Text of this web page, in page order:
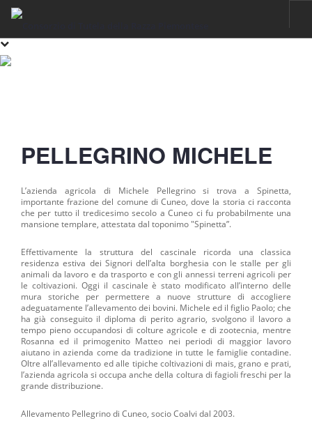
IGP VITELLONI PIEMONTESI DELLA COSCIA
SOSTENIBILITÀ
FILIERA
ALLEVAMENTI
LABORATORI
MACELLI
MACELLERIE
GRANDE DISTRIBUZIONE
RIVENDITE
RISTORANTI
VENDITA SU PRENOTAZIONE
PELLEGRINO MICHELE
L’azienda agricola di Michele Pellegrino si trova a Spinetta,
importante frazione del comune di Cuneo, dove la storia ci racconta
che per tutto il tredicesimo secolo a Cuneo ci fu probabilmente una
mansione templare, attestata dal toponimo "Spinetta”.
Effettivamente la struttura del cascinale ricorda una classica
residenza estiva dei Signori dell’alta borghesia con le stalle per gli
animali da lavoro e da trasporto e con gli annessi terreni agricoli per
le coltivazioni.Oggi il cascinale è stato modificato all’interno delle
mura storiche per permettere a nuove strutture di accogliere
adeguatamente l’allevamento dei bovini. Michele ed il figlio Paolo; che
ha già conseguito il diploma di perito agrario, svolgono il lavoro a
tempo pieno occupandosi di colture agricole e di zootecnia, mentre
Rosanna ed il primogenito Matteo nei periodi di maggior lavoro
aiutano in azienda come da tradizione in tutte le famiglie contadine.
Oltre all’allevamento ed alle tipiche coltivazioni di mais, grano e prati,
l’azienda agricola si occupa anche della coltura di fagioli freschi per la
grande distribuzione.
Allevamento Pellegrino di Cuneo, socio Coalvi dal 2003.